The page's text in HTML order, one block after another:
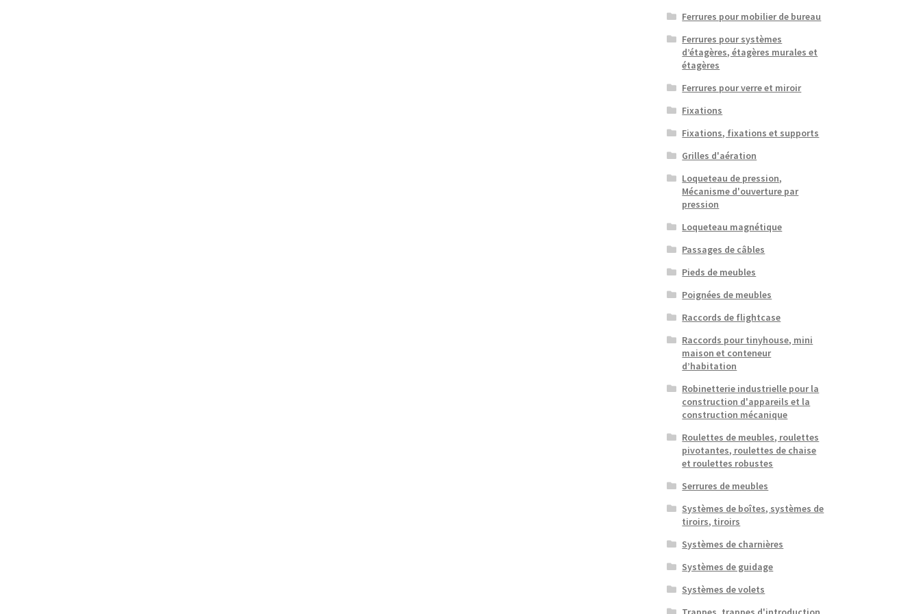
Ferrures pour mobilier de bureau
Ferrures pour systèmes
d’étagères, étagères murales et
étagères
Ferrures pour verre et miroir
Fixations
Fixations, fixations et supports
Grilles d'aération
Loqueteau de pression,
Mécanisme d'ouverture par
pression
Loqueteau magnétique
Passages de câbles
Pieds de meubles
Poignées de meubles
Raccords de flightcase
Raccords pour tinyhouse, mini
maison et conteneur
d’habitation
Robinetterie industrielle pour la
construction d'appareils et la
construction mécanique
Roulettes de meubles, roulettes
pivotantes, roulettes de chaise
et roulettes robustes
Serrures de meubles
Systèmes de boîtes, systèmes de
tiroirs, tiroirs
Systèmes de charnières
Systèmes de guidage
Systèmes de volets